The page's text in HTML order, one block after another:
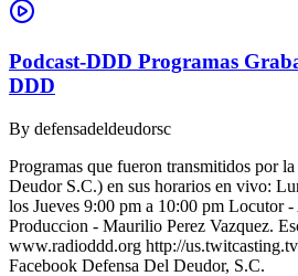
Podcast-DDD Programas
DDD
By defensadeldeudorsc
Programas que fueron transmitidos por
Deudor S.C.) en sus horarios en vivo:
los Jueves 9:00 pm a 10:00 pm Locutor
Produccion - Maurilio Perez Vazquez.
www.radioddd.org http://
Facebook Defensa Del Deudor, S.C.